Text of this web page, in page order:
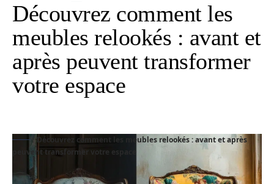
Découvrez comment les
meubles relookés : avant et
après peuvent transformer
votre espace
Découvrez comment les meubles relookés : avant et après
peuvent transformer votre espace